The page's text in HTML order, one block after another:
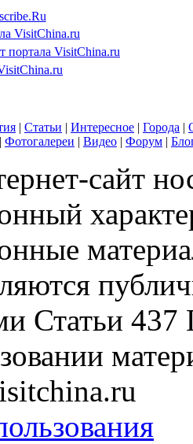
VisitChina.ru
портала VisitChina.ru
| Статьи | Интересное | Города |
| Фотогалереи | Видео | Форум |
сайт
Статьи 437